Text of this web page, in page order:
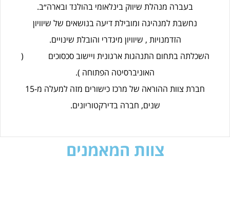
בעברה מנהלת שיווק בינלאומי בהולנד ובארה״ב.
נחשבת למנהיגה ומובילת דיעה בנושאים של שיוויון
הזדמנויות , שיוויון מיגדרי והובלת שינויים.
השכלתה בתחום התנהגות ארגונית ויישוב סכסוכים (
האוניברסיטה הפתוחה ).
חברת צוות ההוראה של מרכז כישורים מזה למעלה מ-15
שנים, חברה בדירקטוריונים.
צוות המאמנים